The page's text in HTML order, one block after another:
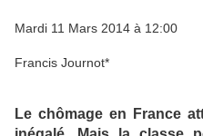
Mardi 11 Mars 2014 à 12:00
Francis Journot*
Le chômage en France